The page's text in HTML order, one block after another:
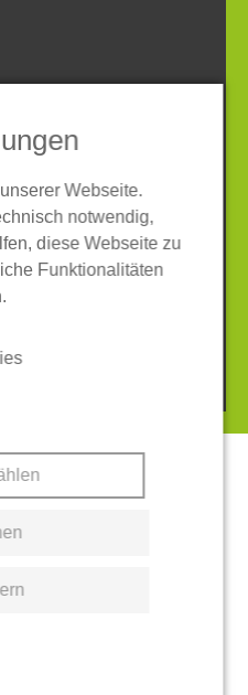
GmbH & Co. KG
Webseite.
notwendig,
diese Webseite zu
Funktionalitäten